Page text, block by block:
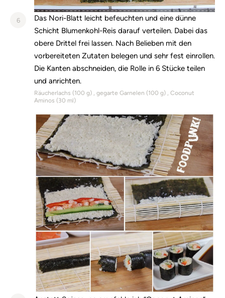
6
Das Nori-Blatt leicht befeuchten und eine dünne
Schicht Blumenkohl-Reis darauf verteilen. Dabei das
obere Drittel frei lassen. Nach Belieben mit den
vorbereiteten Zutaten belegen und sehr fest einrollen.
Die Kanten abschneiden, die Rolle in 6 Stücke teilen
und anrichten.
Räucherlachs (100 g) gegarte Garnelen (100 g)
Coconut
Aminos (30 ml)